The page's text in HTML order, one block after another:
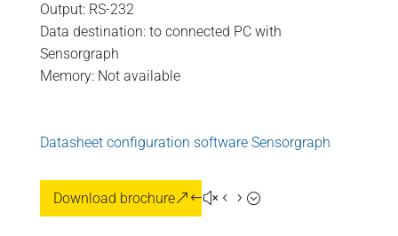
Output: RS-232
Data destination: to connected PC with
Sensorgraph
Memory: Not available
Datasheet configuration software Sensorgraph
Download brochure